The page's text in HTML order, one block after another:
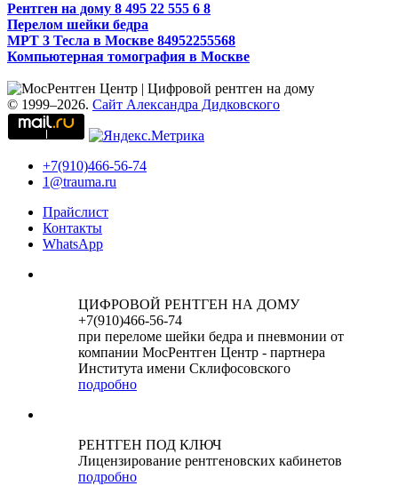
Рентген на дому 8 495 22 555 6 8
Перелом шейки бедра
МРТ 3 Тесла в Москве 84952255568
Компьютерная томография в Москве
© 1999–2026. Сайт Александра Дидковского
+7(910)466-56-74
1@trauma.ru
Прайслист
Контакты
WhatsApp
ЦИФРОВОЙ РЕНТГЕН НА ДОМУ
+7(910)466-56-74
при переломе шейки бедра и пневмонии от
компании МосРентген Центр - партнера
Института имени Склифосовского
подробно
РЕНТГЕН ПОД КЛЮЧ
Лицензирование рентгеновских кабинетов
подробно